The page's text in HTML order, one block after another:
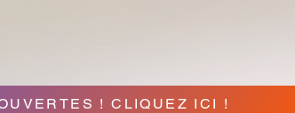
! CLIQUEZ ICI !